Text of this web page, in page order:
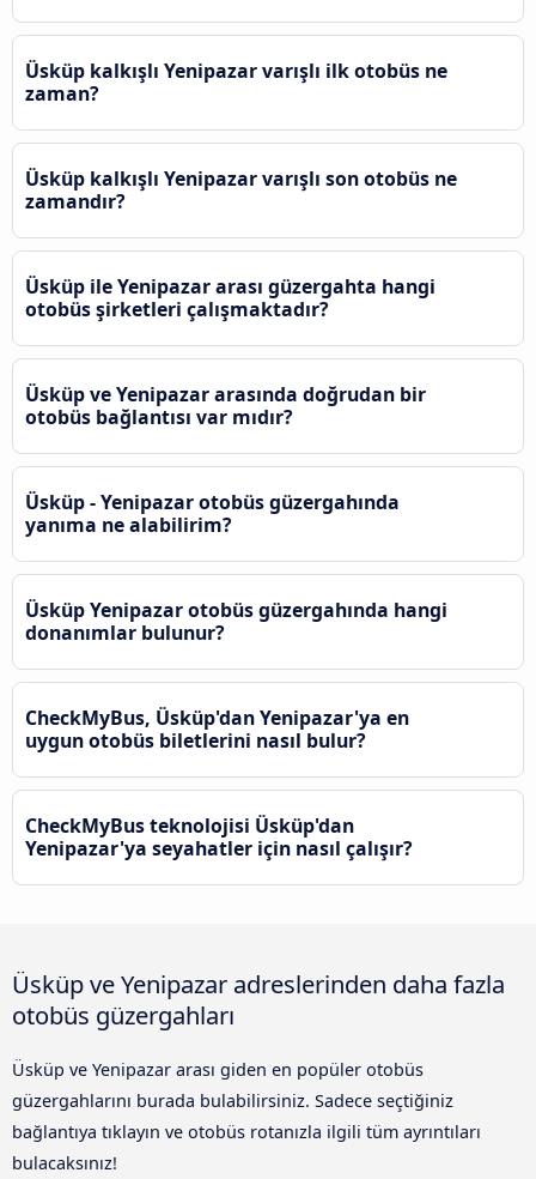
Üsküp kalkışlı Yenipazar varışlı ilk otobüs ne
zaman?
Üsküp kalkışlı Yenipazar varışlı son otobüs ne
zamandır?
Üsküp ile Yenipazar arası güzergahta hangi
otobüs şirketleri çalışmaktadır?
Üsküp ve Yenipazar arasında doğrudan bir
otobüs bağlantısı var mıdır?
Üsküp - Yenipazar otobüs güzergahında
yanıma ne alabilirim?
Üsküp Yenipazar otobüs güzergahında hangi
donanımlar bulunur?
CheckMyBus, Üsküp'dan Yenipazar'ya en
uygun otobüs biletlerini nasıl bulur?
CheckMyBus teknolojisi Üsküp'dan
Yenipazar'ya seyahatler için nasıl çalışır?
Üsküp ve Yenipazar adreslerinden daha fazla
otobüs güzergahları
Üsküp ve Yenipazar arası giden en popüler otobüs
güzergahlarını burada bulabilirsiniz. Sadece seçtiğiniz
bağlantıya tıklayın ve otobüs rotanızla ilgili tüm ayrıntıları
bulacaksınız!